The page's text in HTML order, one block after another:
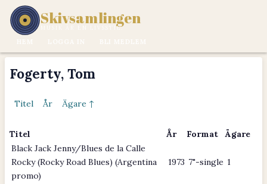
Skivsamlingen
MUSIK ÄR EN LIVSSTIL.
Fogerty, Tom
Titel År Ägare ↑
Titel År Format
Ägare
Black Jack Jenny/Blues de la Calle
Rocky (Rocky Road Blues) (Argentina
promo)
1973 7"-single 1